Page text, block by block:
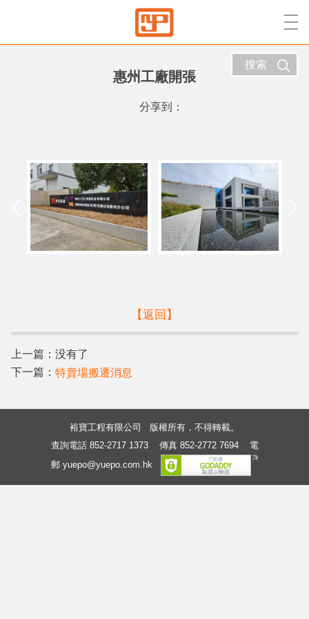
搜索
惠州工廠開張
分享到：
【返回】
上一篇：没有了
下一篇： 特賣場搬遷消息
裕寶工程有限公司 版權所有，不得轉載。
查詢電話 852-2717 1373傳真 852-2772 7694 電
郵 yuepo@yuepo.com.hk